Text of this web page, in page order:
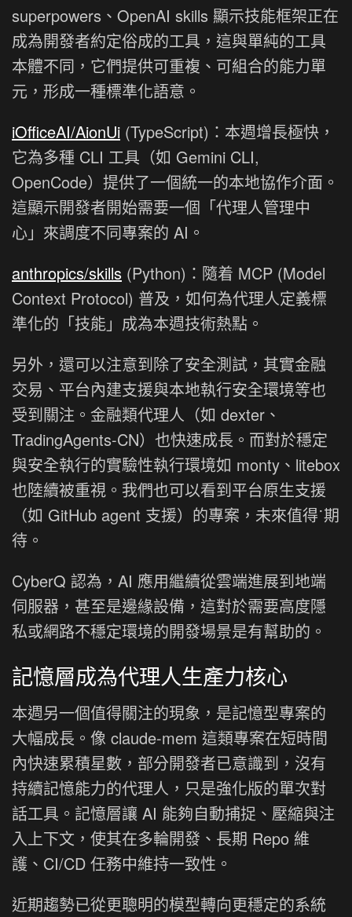
superpowers、OpenAI skills 顯示技能框架正在
成為開發者約定俗成的工具，這與單純的工具
本體不同，它們提供可重複、可組合的能力單
元，形成一種標準化語意。
iOfficeAI/AionUi (TypeScript)：本週增長極快，
它為多種 CLI 工具（如 Gemini CLI,
OpenCode）提供了一個統一的本地協作介面。
這顯示開發者開始需要一個「代理人管理中
心」來調度不同專案的 AI。
anthropics/skills (Python)：隨着 MCP (Model
Context Protocol) 普及，如何為代理人定義標
準化的「技能」成為本週技術熱點。
另外，還可以注意到除了安全測試，其實金融
交易、平台內建支援與本地執行安全環境等也
受到關注。金融類代理人（如 dexter、
TradingAgents-CN）也快速成長。而對於穩定
與安全執行的實驗性執行環境如 monty、litebox
也陸續被重視。我們也可以看到平台原生支援
（如 GitHub agent 支援）的專案，未來值得˙期
待。
CyberQ 認為，AI 應用繼續從雲端進展到地端
伺服器，甚至是邊緣設備，這對於需要高度隱
私或網路不穩定環境的開發場景是有幫助的。
記憶層成為代理人生產力核心
本週另一個值得關注的現象，是記憶型專案的
大幅成長。像 claude-mem 這類專案在短時間
內快速累積星數，部分開發者已意識到，沒有
持續記憶能力的代理人，只是強化版的單次對
話工具。記憶層讓 AI 能夠自動捕捉、壓縮與注
入上下文，使其在多輪開發、長期 Repo 維
護、CI/CD 任務中維持一致性。
近期趨勢已從更聰明的模型轉向更穩定的系統